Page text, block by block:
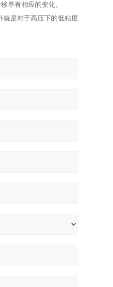
单有相应的变化。
就是对于高压下的低粘度